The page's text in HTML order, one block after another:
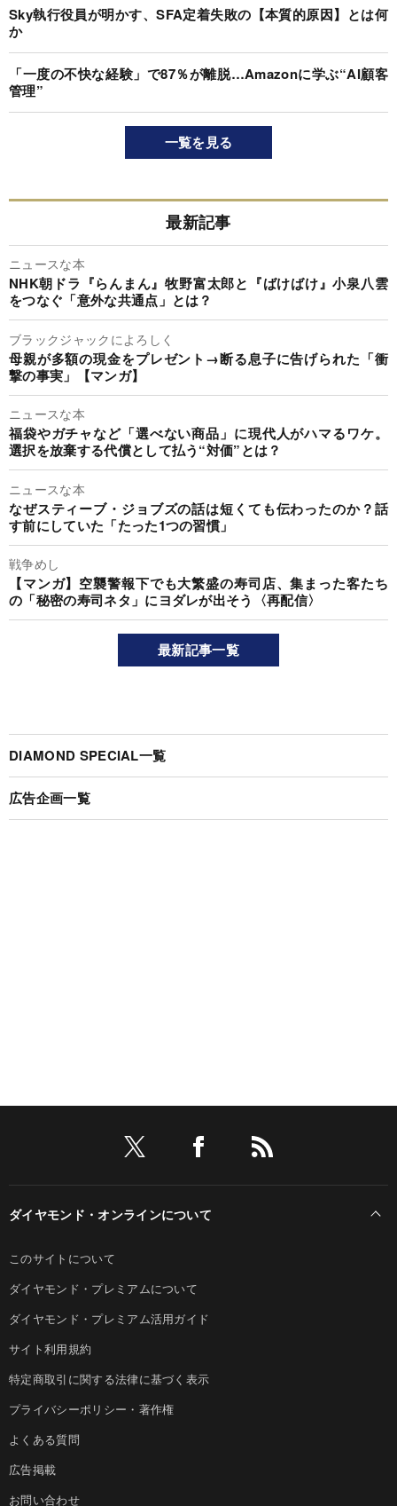
Sky執行役員が明かす、SFA定着失敗の【本質的原因】とは何
か
「一度の不快な経験」で87％が離脱…Amazonに学ぶ“AI顧客
管理”
一覧を見る
最新記事
ニュースな本
NHK朝ドラ『らんまん』牧野富太郎と『ばけばけ』小泉八雲
をつなぐ「意外な共通点」とは？
ブラックジャックによろしく
母親が多額の現金をプレゼント→断る息子に告げられた「衝
撃の事実」【マンガ】
ニュースな本
福袋やガチャなど「選べない商品」に現代人がハマるワケ。
選択を放棄する代償として払う“対価”とは？
ニュースな本
なぜスティーブ・ジョブズの話は短くても伝わったのか？話
す前にしていた「たった1つの習慣」
戦争めし
【マンガ】空襲警報下でも大繁盛の寿司店、集まった客たち
の「秘密の寿司ネタ」にヨダレが出そう〈再配信〉
最新記事一覧
DIAMOND SPECIAL一覧
広告企画一覧
ダイヤモンド・オンラインについて
このサイトについて
ダイヤモンド・プレミアムについて
ダイヤモンド・プレミアム活用ガイド
サイト利用規約
特定商取引に関する法律に基づく表示
プライバシーポリシー・著作権
よくある質問
広告掲載
お問い合わせ